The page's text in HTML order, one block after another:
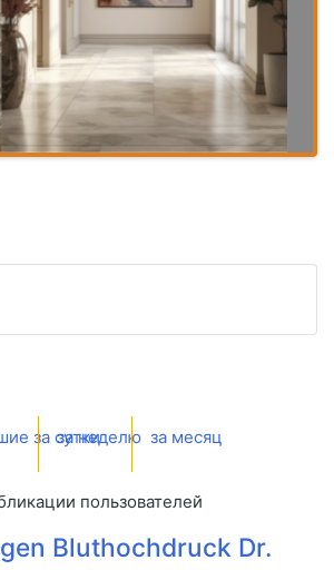
за сутки
за неделю за месяц
пользователей
Bluthochdruck Dr.